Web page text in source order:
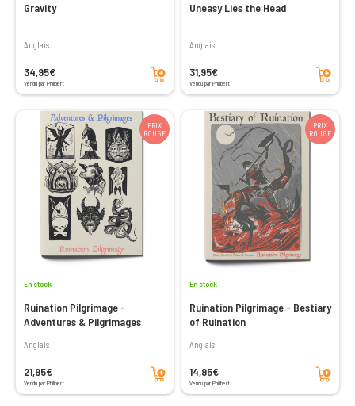
Gravity
Anglais
34,95€
Vendu par Philibert
Ajouter au panier
Uneasy Lies the Head
Anglais
31,95€
Vendu par Philibert
Ajouter au panier
PRIX
ROUGE
En stock
Ruination Pilgrimage -
Adventures & Pilgrimages
Anglais
21,95€
Vendu par Philibert
Ajouter au panier
PRIX
ROUGE
En stock
Ruination Pilgrimage - Bestiary
of Ruination
Anglais
14,95€
Vendu par Philibert
Ajouter au panier